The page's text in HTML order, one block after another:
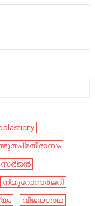
ന്യൂറോസർജറി
വിജയഗാഥ